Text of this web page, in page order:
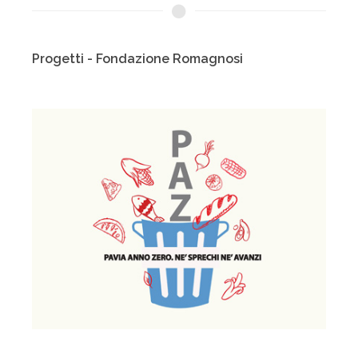
Progetti - Fondazione Romagnosi